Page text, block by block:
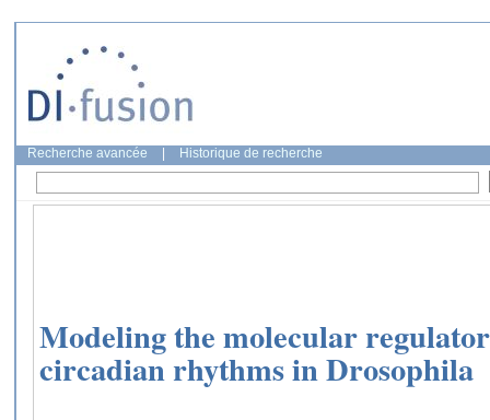
Recherche avancée Historique de recherche
Modeling the molecular
circadian rhythms in Drosophila